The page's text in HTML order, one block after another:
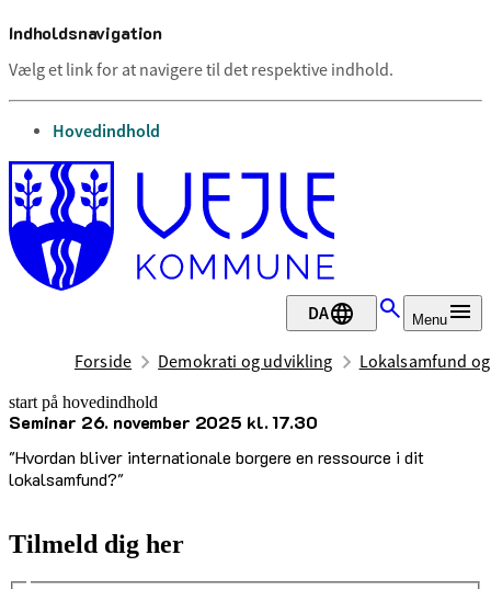
Indholdsnavigation
Vælg et link for at navigere til det respektive indhold.
gå til
Hovedindhold
DA Menu
Forside Demokrati og udvikling Lokalsamfund
start på hovedindhold
Seminar 26. november 2025 kl. 17.30
"Hvordan bliver internationale borgere en ressource i dit
lokalsamfund?"
senest opdateret 19. september 2025
Tilmeld dig her